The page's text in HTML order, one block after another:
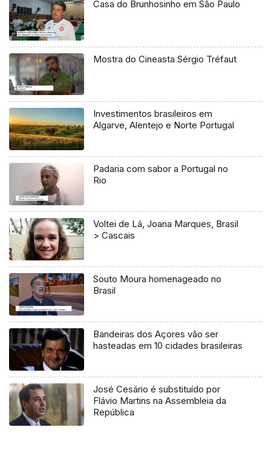
Casa do Brunhosinho em São Paulo
Mostra do Cineasta Sérgio Tréfaut
Investimentos brasileiros em
Algarve, Alentejo e Norte Portugal
Padaria com sabor a Portugal no
Rio
Voltei de Lá, Joana Marques, Brasil
> Cascais
Souto Moura homenageado no
Brasil
Bandeiras dos Açores vão ser
hasteadas em 10 cidades brasileiras
José Cesário é substituído por
Flávio Martins na Assembleia da
República